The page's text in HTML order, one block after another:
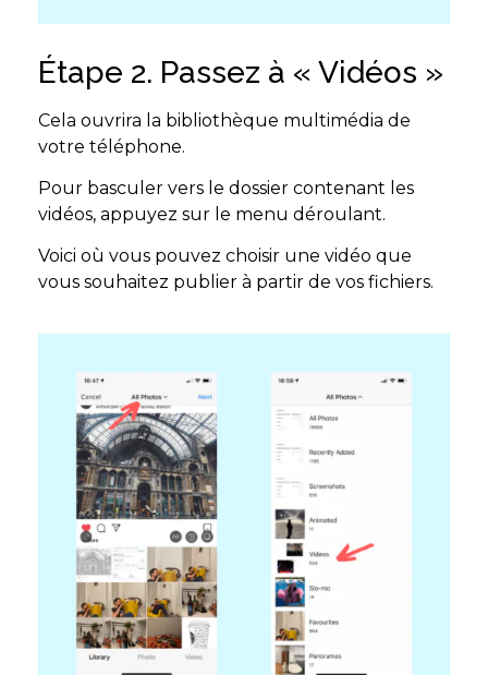
Étape 2. Passez à « Vidéos »
Cela ouvrira la bibliothèque multimédia de
votre téléphone.
Pour basculer vers le dossier contenant les
vidéos, appuyez sur le menu déroulant.
Voici où vous pouvez choisir une vidéo que
vous souhaitez publier à partir de vos fichiers.